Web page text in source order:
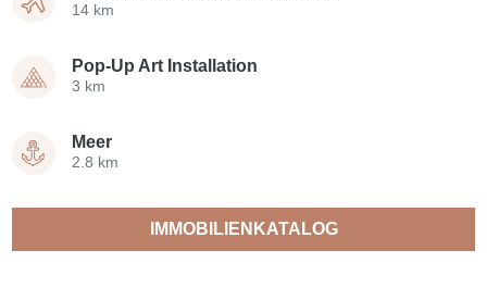
14 km
Pop-Up Art Installation
3 km
Meer
2.8 km
IMMOBILIENKATALOG